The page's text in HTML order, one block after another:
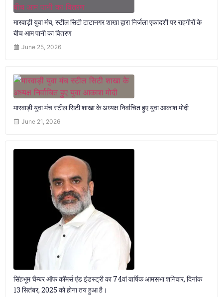
मारवाड़ी युवा मंच, स्टील सिटी टाटानगर शाखा द्वारा निर्जला एकादशी पर राहगीरों के
बीच आम पानी का वितरण
June 25, 2026
मारवाड़ी युवा मंच स्टील सिटी शाखा के अध्यक्ष निर्वाचित हुए युवा आकाश मोदी
June 21, 2026
सिंहभूम चैम्बर ऑफ कॉमर्स एंड इंडस्ट्री का 74वां वार्षिक आमसभा शनिवार, दिनांक
13 सितंबर, 2025 को होना तय हुआ है।